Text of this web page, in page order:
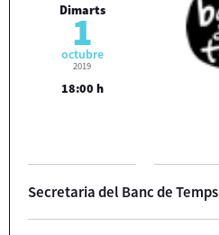
Dimarts
1
octubre
2019
18:00 h
Secretaria del Banc de Temps